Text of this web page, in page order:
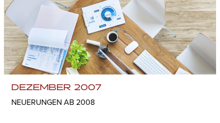
DEZEMBER 2007
NEUERUNGEN AB 2008